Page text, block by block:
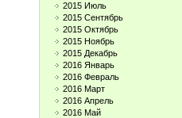
2015 Июль
2015 Сентябрь
2015 Октябрь
2015 Ноябрь
2015 Декабрь
2016 Январь
2016 Февраль
2016 Март
2016 Апрель
2016 Май